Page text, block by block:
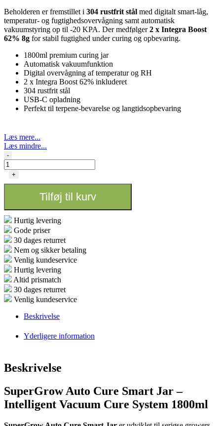
Beholderen er fremstillet i 304 rustfrit stål med digitalt smart-låg,
temperatur- og fugtighedsovervågning samt automatisk
vakuumstyring op til -20 KPA. Der medfølger2 x Integra Boost
62% 8g for stabil fugtighed under curing og opbevaring.
1800ml premium curing jar
Automatisk vakuumfunktion
Digital overvågning af temperatur og RH
2 x Integra Boost 62% inkluderet
304 rustfrit stål
USB-C opladning
Perfekt til terpene-bevarelse og langtidsopbevaring
Læs mere...
Læs mindre...
SuperGrow
Auto
Curing
1800ml
antal
-
+
Tilføj til kurv
Hurtig levering
Gode priser
30 dages returret
Nem og sikker betaling
Venlig kundeservice
Hurtig levering
Altid prismatch
30 dages returret
Venlig kundeservice
Beskrivelse
Yderligere information
Beskrivelse
SuperGrow Auto Cure Smart Jar –
Intelligent Vacuum Cure System 1800ml